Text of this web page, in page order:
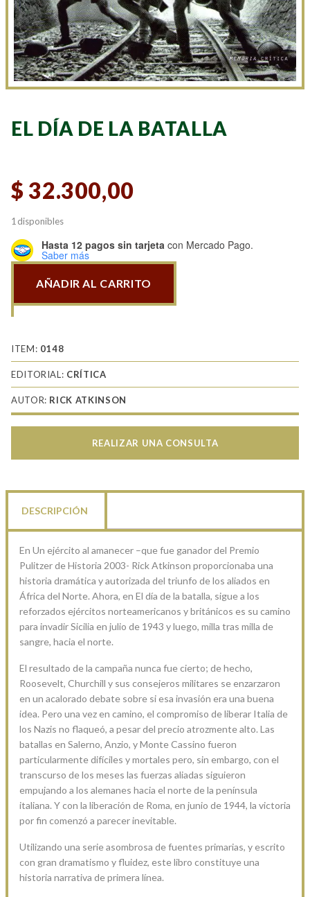
EL DÍA DE LA BATALLA
$ 32.300,00
1 disponibles
Hasta 12 pagos sin tarjeta con Mercado Pago.
Saber más
día
la
batalla
AÑADIR AL CARRITO
ITEM: 0148
EDITORIAL: CRÍTICA
AUTOR: RICK ATKINSON
REALIZAR UNA CONSULTA
DESCRIPCIÓN
En Un ejército al amanecer –que fue ganador del Premio
Pulitzer de Historia 2003- Rick Atkinson proporcionaba una
historia dramática y autorizada del triunfo de los aliados en
África del Norte. Ahora, en El día de la batalla, sigue a los
reforzados ejércitos norteamericanos y británicos es su camino
para invadir Sicilia en julio de 1943 y luego, milla tras milla de
sangre, hacia el norte.
El resultado de la campaña nunca fue cierto; de hecho,
Roosevelt, Churchill y sus consejeros militares se enzarzaron
en un acalorado debate sobre si esa invasión era una buena
idea. Pero una vez en camino, el compromiso de liberar Italia de
los Nazis no flaqueó, a pesar del precio atrozmente alto. Las
batallas en Salerno, Anzio, y Monte Cassino fueron
particularmente difíciles y mortales pero, sin embargo, con el
transcurso de los meses las fuerzas aliadas siguieron
empujando a los alemanes hacia el norte de la península
italiana. Y con la liberación de Roma, en junio de 1944, la victoria
por fin comenzó a parecer inevitable.
Utilizando una serie asombrosa de fuentes primarias, y escrito
con gran dramatismo y fluidez, este libro constituye una
historia narrativa de primera línea.